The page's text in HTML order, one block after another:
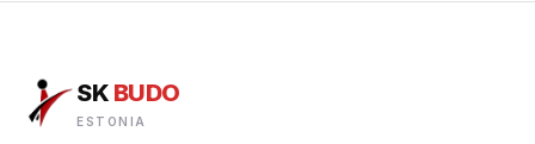
SK BUDO
ESTONIA